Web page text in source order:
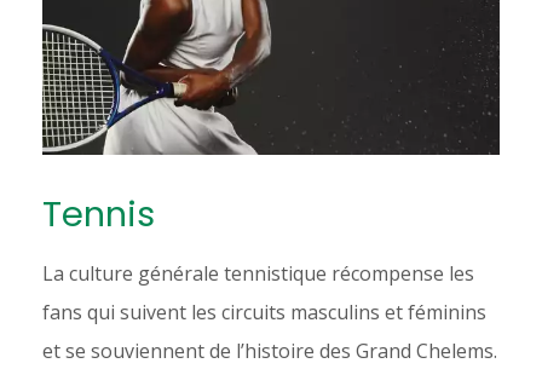
Tennis
La culture générale tennistique récompense les
fans qui suivent les circuits masculins et féminins
et se souviennent de l’histoire des Grand Chelems.